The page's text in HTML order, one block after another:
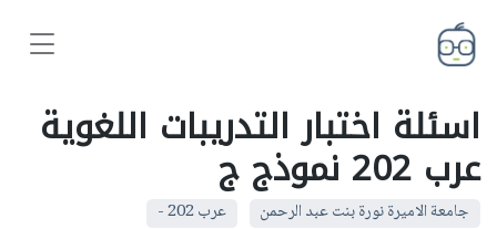
اسئلة اختبار التدريبات اللغوية
عرب 202 نموذج ج
جامعة الاميرة نورة بنت عبد الرحمن عرب 202 -